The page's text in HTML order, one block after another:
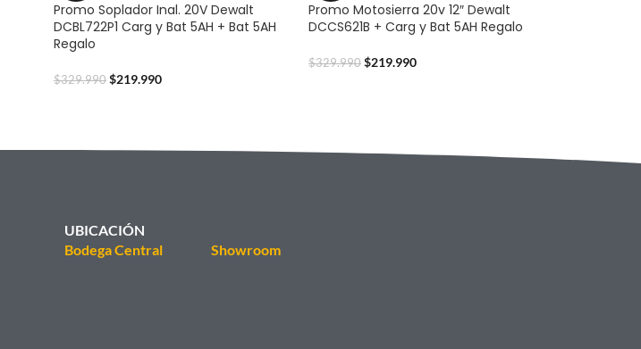
Promo Soplador Inal. 20V Dewalt
DCBL722P1 Carg y Bat 5AH + Bat 5AH
Regalo
$329.990 $219.990
Promo Motosierra 20v 12″ Dewalt
DCCS621B + Carg y Bat 5AH Regalo
$329.990 $219.990
UBICACIÓN
Bodega Central
Showroom